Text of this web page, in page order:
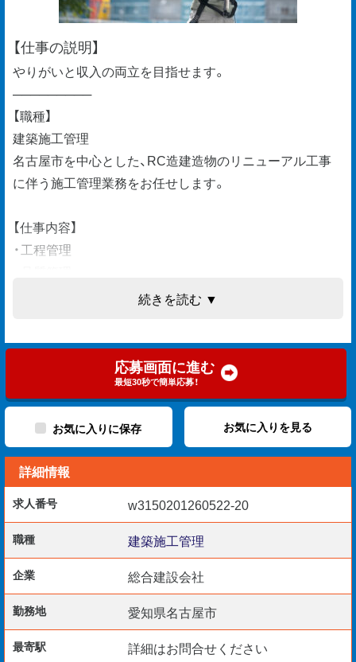
【仕事の説明】
やりがいと収入の両立を目指せます。
─────────
【職種】
建築施工管理
名古屋市を中心とした、RC造建造物のリニューアル工事
に伴う施工管理業務をお任せします。
【仕事内容】
・工程管理
などをご担当いただきます。
愛知県名古屋市内及び近郊
マイカー通勤可／宿舎の用意あり（希望者）
【やりがい】
各種現場の施工管理経験を積むことで、管理としてのスキ
【こんな方におすすめ】
・施工管理経験を活かしてさらなる成長を目指す方
・収入と働き方のバランスを重視したい方
・段取り力を磨き、現場管理に専念したい方
続きを読む ▼
応募画面に進む
最短30秒で簡単応募！
お気に入りに保存 お気に入りを見る
詳細情報
求人番号 w3150201260522-20
職種 建築施工管理
企業 総合建設会社
勤務地 愛知県名古屋市
最寄駅 詳細はお問合せください